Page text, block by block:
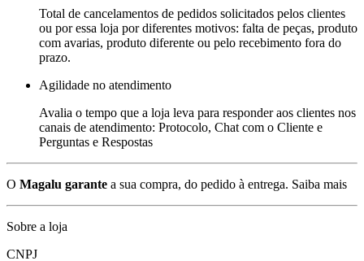
Total de cancelamentos de pedidos solicitados pelos clientes
ou por essa loja por diferentes motivos: falta de peças, produto
com avarias, produto diferente ou pelo recebimento fora do
prazo.
Agilidade no atendimento
Avalia o tempo que a loja leva para responder aos clientes nos
canais de atendimento: Protocolo, Chat com o Cliente e
Perguntas e Respostas
O Magalu garante a sua compra, do pedido à entrega. Saiba mais
Sobre a loja
CNPJ